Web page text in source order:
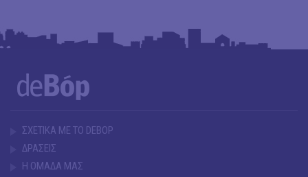
ΣΧΕΤΙΚΑ ΜΕ ΤΟ DEBOP
ΔΡΑΣΕΙΣ
Η ΟΜΑΔΑ ΜΑΣ